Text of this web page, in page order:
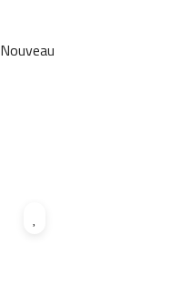
Nouveau